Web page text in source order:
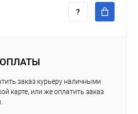
заказ курьеру наличными
карте, или же оплатить заказ